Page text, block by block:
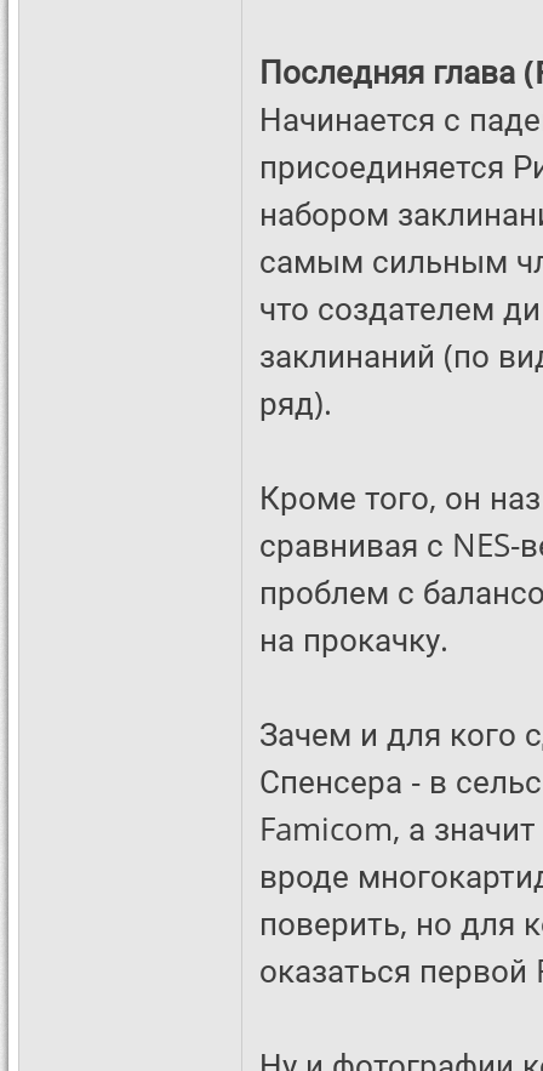
Последняя
Начинается с
присоединяется
набором
самым сильным
что создателем
заклинаний (по
ряд).
Кроме того, он
сравнивая с NES-
проблем с
на прокачку.
Зачем и для кого
Спенсера - в
Famicom, а
вроде
поверить, но для
оказаться первой